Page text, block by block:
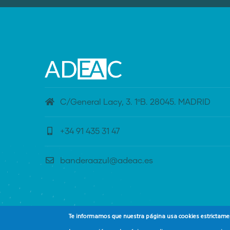
C/General Lacy, 3. 1ºB. 28045. MADRID
+34 91 435 31 47
banderaazul@adeac.es
Te informamos que nuestra página usa cookies